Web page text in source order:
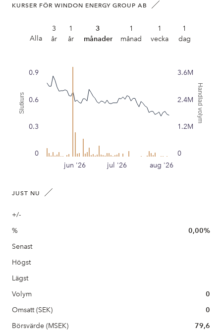
KURSER FÖR WINDON ENERGY GROUP AB
Alla
3
år
1
år
3
månader
1
månad
1
vecka
1
dag
Slutkurs Handlad volym
jun '26 jul '26 aug '26
0
0.3
0.6
0.9
0
1.2M
2.4M
3.6M
JUST NU
+/-
%
0,00%
Senast
Högst
Lägst
Volym
0
Omsatt (SEK)
0
Börsvärde (MSEK)
79,6